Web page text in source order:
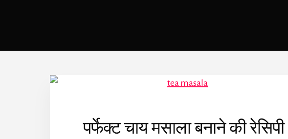
पर्फेक्ट चाय मसाला बनाने की रेसिपी